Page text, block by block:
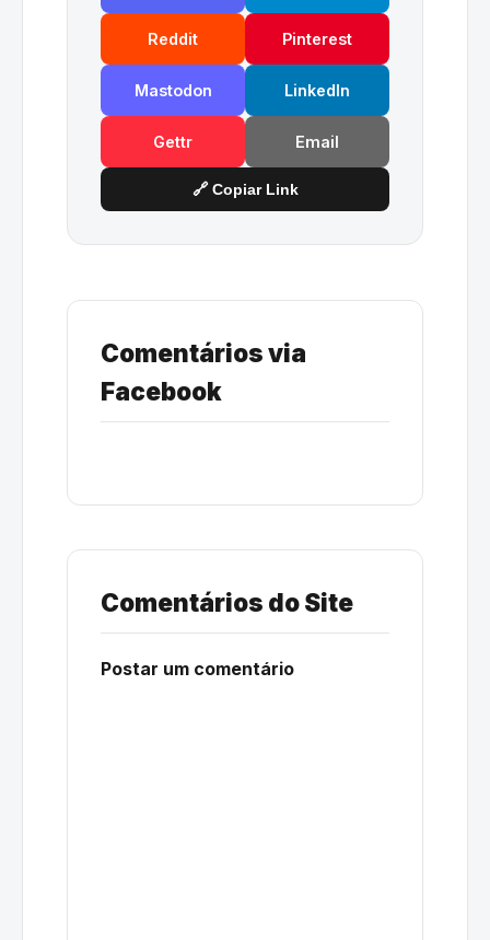
Reddit Pinterest
Mastodon LinkedIn
Gettr Email
🔗 Copiar Link
Comentários via
Facebook
Comentários do Site
Postar um comentário